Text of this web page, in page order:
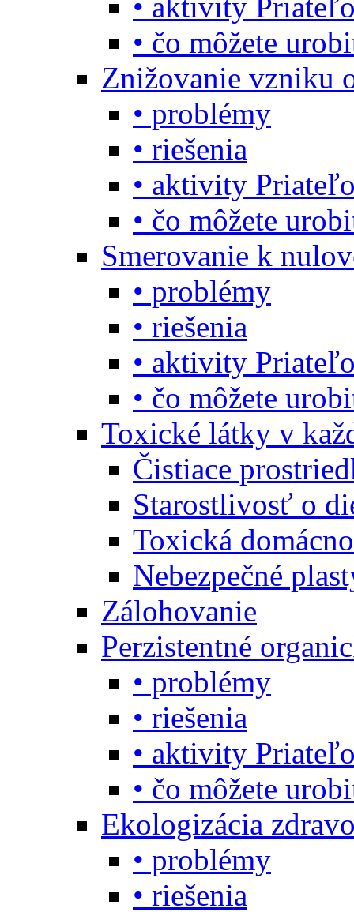
• čo môžete
Znižovanie vzniku
• problémy
• riešenia
• aktivity
• čo môžete
Smerovanie k
• problémy
• riešenia
• aktivity
• čo môžete
Toxické látky v
Čistiace
Starostlivosť o
Toxická
Nebezpečné
Zálohovanie
Perzistentné
• problémy
• riešenia
• aktivity
• čo môžete
Ekologizácia
• problémy
• riešenia